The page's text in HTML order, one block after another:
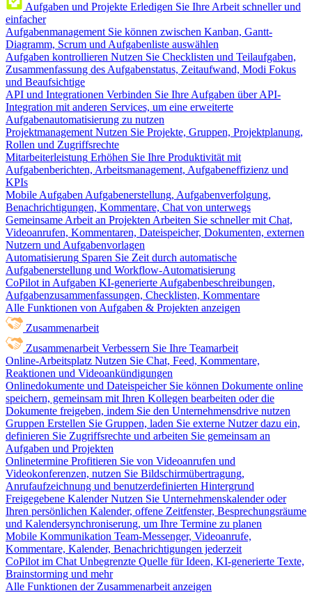
Aufgaben und Projekte Erledigen Sie Ihre Arbeit schneller und
einfacher
Aufgabenmanagement Sie können zwischen Kanban, Gantt-
Diagramm, Scrum und Aufgabenliste auswählen
Aufgaben kontrollieren Nutzen Sie Checklisten und Teilaufgaben,
Zusammenfassung des Aufgabenstatus, Zeitaufwand, Modi Fokus
und Beaufsichtige
API und Integrationen Verbinden Sie Ihre Aufgaben über API-
Integration mit anderen Services, um eine erweiterte
Aufgabenautomatisierung zu nutzen
Projektmanagement Nutzen Sie Projekte, Gruppen, Projektplanung,
Rollen und Zugriffsrechte
Mitarbeiterleistung Erhöhen Sie Ihre Produktivität mit
Aufgabenberichten, Arbeitsmanagement, Aufgabeneffizienz und
KPIs
Mobile Aufgaben Aufgabenerstellung, Aufgabenverfolgung,
Benachrichtigungen, Kommentare, Chat von unterwegs
Gemeinsame Arbeit an Projekten Arbeiten Sie schneller mit Chat,
Videoanrufen, Kommentaren, Dateispeicher, Dokumenten, externen
Nutzern und Aufgabenvorlagen
Automatisierung Sparen Sie Zeit durch automatische
Aufgabenerstellung und Workflow-Automatisierung
CoPilot in Aufgaben KI-generierte Aufgabenbeschreibungen,
Aufgabenzusammenfassungen, Checklisten, Kommentare
Alle Funktionen von Aufgaben & Projekten anzeigen
Zusammenarbeit
Zusammenarbeit Verbessern Sie Ihre Teamarbeit
Online-Arbeitsplatz Nutzen Sie Chat, Feed, Kommentare,
Reaktionen und Videoankündigungen
Onlinedokumente und Dateispeicher Sie können Dokumente online
speichern, gemeinsam mit Ihren Kollegen bearbeiten oder die
Dokumente freigeben, indem Sie den Unternehmensdrive nutzen
Gruppen Erstellen Sie Gruppen, laden Sie externe Nutzer dazu ein,
definieren Sie Zugriffsrechte und arbeiten Sie gemeinsam an
Aufgaben und Projekten
Onlinetermine Profitieren Sie von Videoanrufen und
Videokonferenzen, nutzen Sie Bildschirmübertragung,
Anrufaufzeichnung und benutzerdefinierten Hintergrund
Freigegebene Kalender Nutzen Sie Unternehmenskalender oder
Ihren persönlichen Kalender, offene Zeitfenster, Besprechungsräume
und Kalendersynchroniserung, um Ihre Termine zu planen
Mobile Kommunikation Team-Messenger, Videoanrufe,
Kommentare, Kalender, Benachrichtigungen jederzeit
CoPilot im Chat Unbegrenzte Quelle für Ideen, KI-generierte Texte,
Brainstorming und mehr
Alle Funktionen der Zusammenarbeit anzeigen